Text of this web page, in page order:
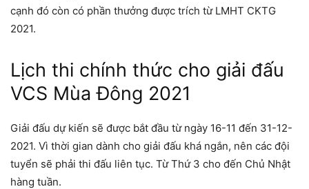
cạnh đó còn có phần thưởng được trích từ LMHT CKTG
2021.
Lịch thi chính thức cho giải đấu
VCS Mùa Đông 2021
Giải đấu dự kiến sẽ được bắt đầu từ ngày 16-11 đến 31-12-
2021. Vì thời gian dành cho giải đấu khá ngắn, nên các đội
tuyển sẽ phải thi đấu liên tục. Từ Thứ 3 cho đến Chủ Nhật
hàng tuần.